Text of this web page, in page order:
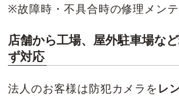
※故障時・不具合時の修理メン
店舗から工場、屋外駐車場な
ず対応
法人のお客様は防犯カメラを レ